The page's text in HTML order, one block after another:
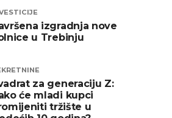
izgradnja nove
u Trebinju
za generaciju Z:
će mladi kupci
tržište u